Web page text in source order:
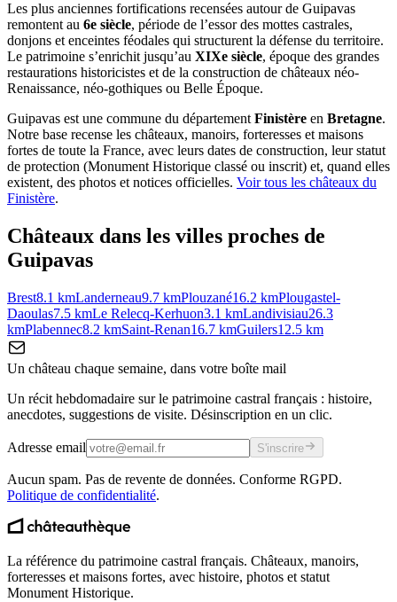
Les plus anciennes fortifications recensées autour de Guipavas
remontent au 6e siècle, période de l’essor des mottes castrales,
donjons et enceintes féodales qui structurent la défense du territoire.
Le patrimoine s’enrichit jusqu’au XIXe siècle, époque des grandes
restaurations historicistes et de la construction de châteaux néo-
Renaissance, néo-gothiques ou Belle Époque.
Guipavas est une commune du départementFinistère en Bretagne.
Notre base recense les châteaux, manoirs, forteresses et maisons
fortes de toute la France, avec leurs dates de construction, leur statut
de protection (Monument Historique classé ou inscrit) et, quand elles
existent, des photos et notices officielles. Voir tous les châteaux du
Finistère.
Châteaux dans les villes proches de
Guipavas
Brest8.1 kmLanderneau9.7 kmPlouzané16.2 kmPlougastel-
Daoulas7.5 kmLe Relecq-Kerhuon3.1 kmLandivisiau26.3
kmPlabennec8.2 kmSaint-Renan16.7 kmGuilers12.5 km
Un château chaque semaine, dans votre boîte mail
Un récit hebdomadaire sur le patrimoine castral français : histoire,
anecdotes, suggestions de visite. Désinscription en un clic.
Adresse email S'inscrire
Aucun spam. Pas de revente de données. Conforme RGPD.
Politique de confidentialité.
La référence du patrimoine castral français. Châteaux, manoirs,
forteresses et maisons fortes, avec histoire, photos et statut
Monument Historique.